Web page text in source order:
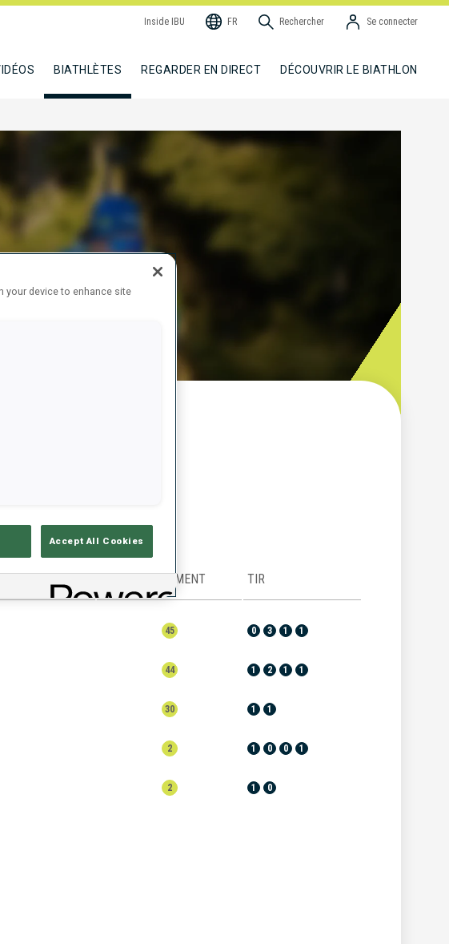
Inside IBU FR Rechercher Se connecter
BIATHLÈTES REGARDER EN DIRECT DÉCOUVRIR LE BIATHLON
CLASSEMENT TIR
45 0 3 1 1
44 1 2 1 1
30 1 1
2 1 0 0 1
2 1 0
your device to enhance site
Accept All Cookies